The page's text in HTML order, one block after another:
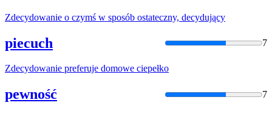
Zdecydowanie o czymś w sposób ostateczny, decydujący
piecuch 7
Zdecydowanie preferuje domowe ciepełko
pewność 7